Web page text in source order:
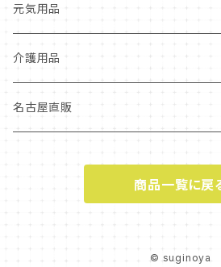
元気用品
水分補給
オーガニックシリーズ
シリカ水
介護用品
福祉用具
名古屋直販
商品一覧に戻
© suginoya